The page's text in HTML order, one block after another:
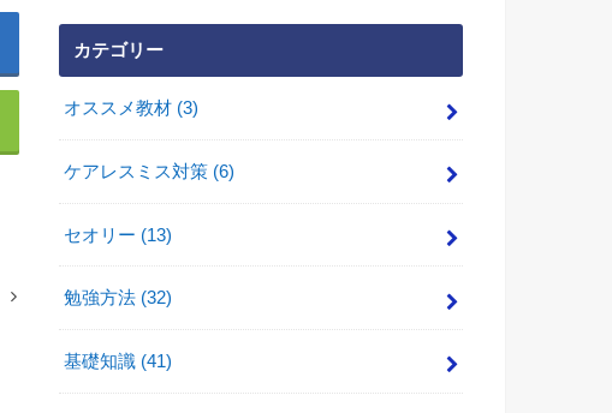
カテゴリー
オススメ教材 (3)
ケアレスミス対策 (6)
セオリー (13)
勉強方法 (32)
基礎知識 (41)